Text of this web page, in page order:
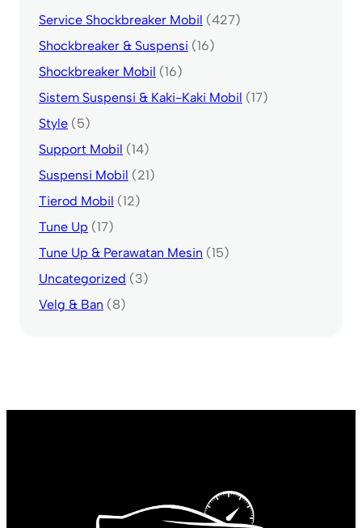
Service Shockbreaker Mobil (427)
Shockbreaker & Suspensi (16)
Shockbreaker Mobil (16)
Sistem Suspensi & Kaki-Kaki Mobil (17)
Style (5)
Support Mobil (14)
Suspensi Mobil (21)
Tierod Mobil (12)
Tune Up (17)
Tune Up & Perawatan Mesin (15)
Uncategorized (3)
Velg & Ban (8)